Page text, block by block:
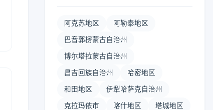
阿克苏地区 阿勒泰地区
巴音郭楞蒙古自治州
博尔塔拉蒙古自治州
昌吉回族自治州 哈密地区
和田地区 伊犁哈萨克自治州
克拉玛依市 喀什地区 塔城地区